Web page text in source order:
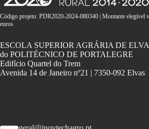
Código projeto: PDR2020-2024-080340 | Montante elegível
euros
ESCOLA SUPERIOR AGRÁRIA DE
do POLITÉCNICO DE PORTALEGRE
Edifício Quartel do Trem
Avenida 14 de Janeiro nº21 | 7350-092 Elvas